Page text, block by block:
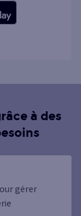
à des
gérer